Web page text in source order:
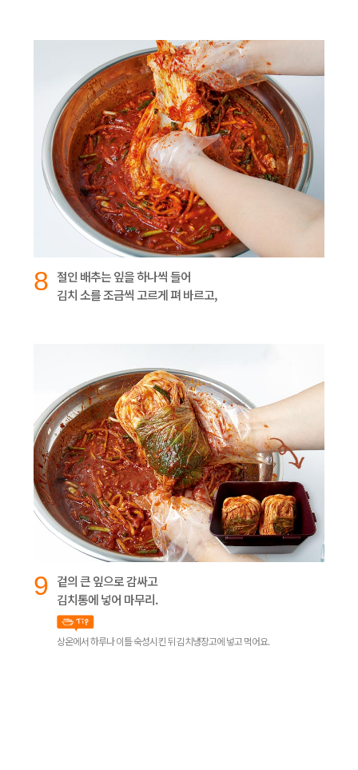
8 절인 배추는 잎을 하나씩 들어
김치 소를 조금씩 고르게 펴 바르고,
9 겉의 큰 잎으로 감싸고
김치통에 넣어 마무리.
상온에서 하루나 이틀 숙성시킨 뒤 김치냉장고에 넣고 먹어요.